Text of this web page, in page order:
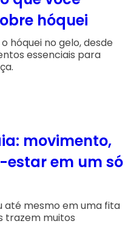
hóquei
hóquei no gelo, desde
essenciais para
movimento,
estar em um só
até mesmo em uma fita
trazem muitos